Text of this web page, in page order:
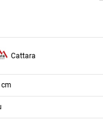
Cattara